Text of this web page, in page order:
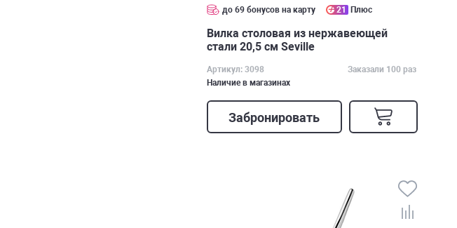
до 69 бонусов на карту 21 Плюс
Вилка столовая из нержавеющей
стали 20,5 см Seville
Артикул: 3098
Заказали 100 раз
Наличие в магазинах
Забронировать